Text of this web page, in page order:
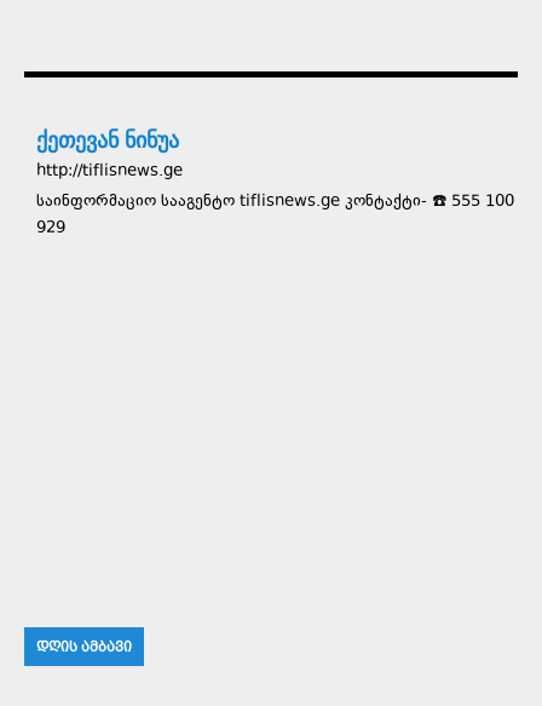
ქეთევან ნინუა
http://tiflisnews.ge
საინფორმაციო სააგენტო tiflisnews.ge კონტაქტი- ☎️ 555 100
929
ᲓᲦᲘᲡ ᲐᲛᲑᲐᲕᲘ